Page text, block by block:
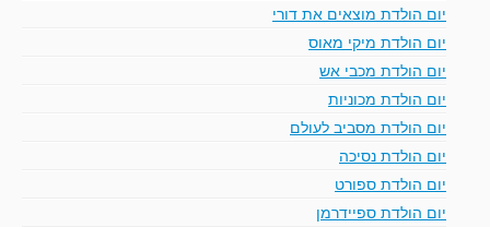
יום הולדת מוצאים את דורי
יום הולדת מיקי מאוס
יום הולדת מכבי אש
יום הולדת מכוניות
יום הולדת מסביב לעולם
יום הולדת נסיכה
יום הולדת ספורט
יום הולדת ספיידרמן